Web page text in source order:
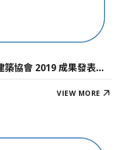
[活動報名] 社團法人台灣智慧建築協會 2019 成果發表會，開放報名中！
VIEW MORE